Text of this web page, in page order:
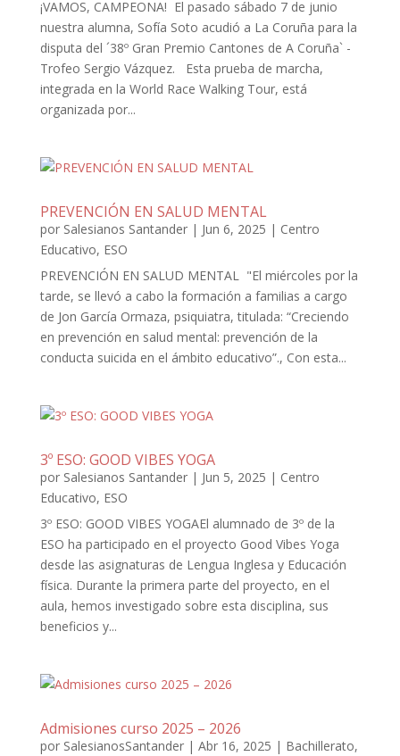
¡VAMOS, CAMPEONA! El pasado sábado 7 de junio
nuestra alumna, Sofía Soto acudió a La Coruña para la
disputa del ´38º Gran Premio Cantones de A Coruña` -
Trofeo Sergio Vázquez. Esta prueba de marcha,
integrada en la World Race Walking Tour, está
organizada por...
PREVENCIÓN EN SALUD MENTAL
por Salesianos Santander| Jun 6, 2025 | Centro
Educativo, ESO
PREVENCIÓN EN SALUD MENTAL "El miércoles por la
tarde, se llevó a cabo la formación a familias a cargo
de Jon García Ormaza, psiquiatra, titulada: “Creciendo
en prevención en salud mental: prevención de la
conducta suicida en el ámbito educativo”., Con esta...
3º ESO: GOOD VIBES YOGA
por Salesianos Santander| Jun 5, 2025 | Centro
Educativo, ESO
3º ESO: GOOD VIBES YOGAEl alumnado de 3º de la
ESO ha participado en el proyecto Good Vibes Yoga
desde las asignaturas de Lengua Inglesa y Educación
física. Durante la primera parte del proyecto, en el
aula, hemos investigado sobre esta disciplina, sus
beneficios y...
Admisiones curso 2025 – 2026
por SalesianosSantander| Abr 16, 2025 | Bachillerato,